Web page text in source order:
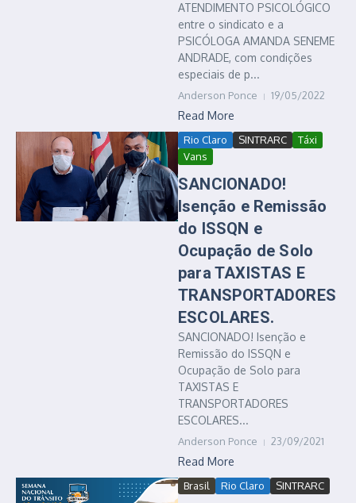
ATENDIMENTO PSICOLÓGICO
entre o sindicato e a
PSICÓLOGA AMANDA SENEME
ANDRADE, com condições
especiais de p...
Anderson Ponce 19/05/2022
Read More
Rio Claro SINTRARC
Táxi
Vans
SANCIONADO!
Isenção e Remissão
do ISSQN e
Ocupação de Solo
para TAXISTAS E
TRANSPORTADORES
ESCOLARES.
SANCIONADO! Isenção e
Remissão do ISSQN e
Ocupação de Solo para
TAXISTAS E
TRANSPORTADORES
ESCOLARES...
Anderson Ponce 23/09/2021
Read More
Brasil Rio Claro SINTRARC